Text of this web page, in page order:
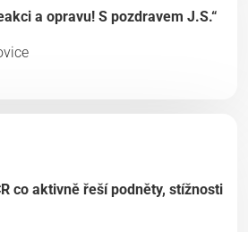
a opravu! S pozdravem J.S.“
co aktivně řeší podněty, stížnosti